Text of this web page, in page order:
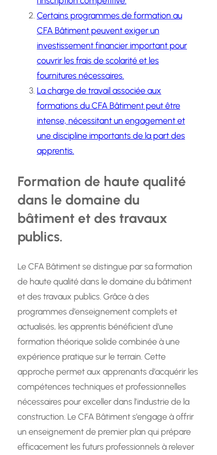
Certains programmes de formation au
CFA Bâtiment peuvent exiger un
investissement financier important pour
couvrir les frais de scolarité et les
fournitures nécessaires.
La charge de travail associée aux
formations du CFA Bâtiment peut être
intense, nécessitant un engagement et
une discipline importants de la part des
apprentis.
Formation de haute qualité
dans le domaine du
bâtiment et des travaux
publics.
Le CFA Bâtiment se distingue par sa formation
de haute qualité dans le domaine du bâtiment
et des travaux publics. Grâce à des
programmes d’enseignement complets et
actualisés, les apprentis bénéficient d’une
formation théorique solide combinée à une
expérience pratique sur le terrain. Cette
approche permet aux apprenants d’acquérir les
compétences techniques et professionnelles
nécessaires pour exceller dans l’industrie de la
construction. Le CFA Bâtiment s’engage à offrir
un enseignement de premier plan qui prépare
efficacement les futurs professionnels à relever